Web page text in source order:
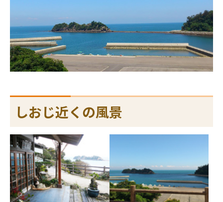
しおじ近くの風景